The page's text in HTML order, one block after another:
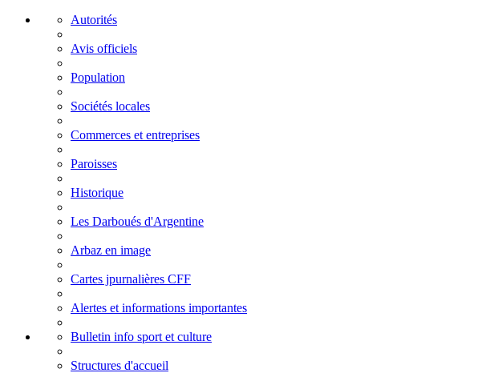
Autorités
Avis officiels
Population
Sociétés locales
Commerces et entreprises
Paroisses
Historique
Les Darboués d'Argentine
Arbaz en image
Cartes jpurnalières CFF
Alertes et informations importantes
Bulletin info sport et culture
Structures d'accueil